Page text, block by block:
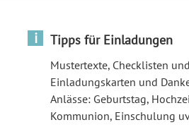
i Tipps für Einladungen
Mustertexte, Checklisten
Einladungskarten und
Anlässe: Geburtstag,
Kommunion, Einschulung